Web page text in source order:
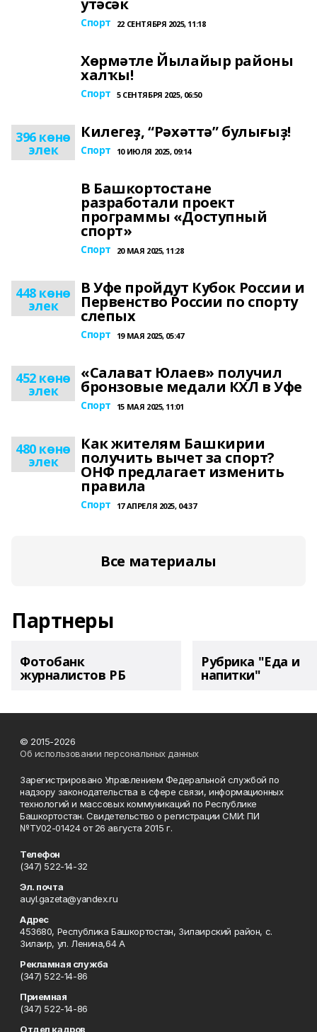
утәсәк
Спорт 22 СЕНТЯБРЯ 2025, 11:18
Хөрмәтле Йылайыр районы
халҡы!
Спорт 5 СЕНТЯБРЯ 2025, 06:50
396 көнө
элек
Килегеҙ, “Рәхәттә” булығыҙ!
Спорт 10 ИЮЛЯ 2025, 09:14
В Башкортостане
разработали проект
программы «Доступный
спорт»
Спорт 20 МАЯ 2025, 11:28
448 көнө
элек
В Уфе пройдут Кубок России и
Первенство России по спорту
слепых
Спорт 19 МАЯ 2025, 05:47
452 көнө
элек
«Салават Юлаев» получил
бронзовые медали КХЛ в Уфе
Спорт 15 МАЯ 2025, 11:01
480 көнө
элек
Как жителям Башкирии
получить вычет за спорт?
ОНФ предлагает изменить
правила
Спорт 17 АПРЕЛЯ 2025, 04:37
Все материалы
Партнеры
Фотобанк
журналистов РБ
Рубрика "Еда и
напитки"
© 2015-2026
Об использовании персональных данных
Зарегистрировано Управлением Федеральной службой по
надзору законодательства в сфере связи, информационных
технологий и массовых коммуникаций по Республике
Башкортостан. Свидетельство о регистрации СМИ: ПИ
№ТУ02-01424 от 26 августа 2015 г.
Телефон
(347) 522-14-32
Эл. почта
auyl.gazeta@yandex.ru
Адрес
453680, Республика Башкортостан, Зилаирский район, с.
Зилаир, ул. Ленина,64 А
Рекламная служба
(347) 522-14-86
Приемная
(347) 522-14-86
Отдел кадров